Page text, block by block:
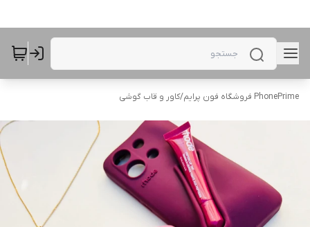
PhonePrime فروشگاه فون پرایم /کاور و قاب گوشی